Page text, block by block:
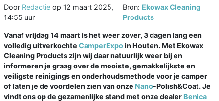
Door Redactie op 12 maart 2025,
14:55 uur
Bron: Ekowax Cleaning
Products
Vanaf vrijdag 14 maart is het weer zover, 3 dagen lang een
volledig uitverkochte CamperExpoin Houten. Met Ekowax
Cleaning Products zijn wij daar natuurlijk weer bij en
informeren je graag over de mooiste, gemakkelijkste en
veiligste reinigings en onderhoudsmethode voor je camper
of laten je de voordelen zien van onze Nano-Polish&Coat. Je
vindt ons op de gezamenlijke stand met onze dealer Benica